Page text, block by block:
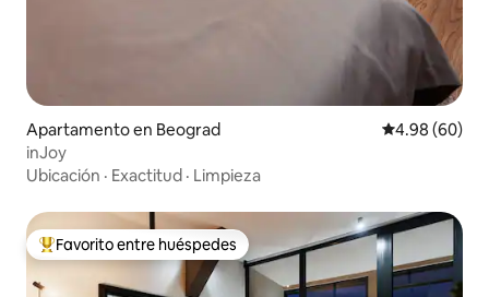
Apartamento en Beograd Calificación
4.98 (60)
inJoy
Ubicación · Exactitud · Limpieza
Favorito entre huéspedes preferido
Favorito entre huéspedes